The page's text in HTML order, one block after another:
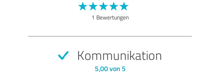
1 Bewertungen
Kommunikation
5,00 von 5